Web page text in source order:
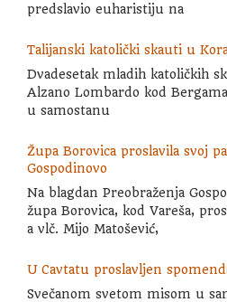
predslavio euharistiju na
Talijanski katolički skauti u
Dvadesetak mladih katoličkih
Alzano Lombardo kod
u samostanu
Župa Borovica proslavila svoj
Gospodinovo
Na blagdan Preobraženja
župa Borovica, kod Vareša,
a vlč. Mijo Matošević,
U Cavtatu proslavljen
Svečanom svetom misom u